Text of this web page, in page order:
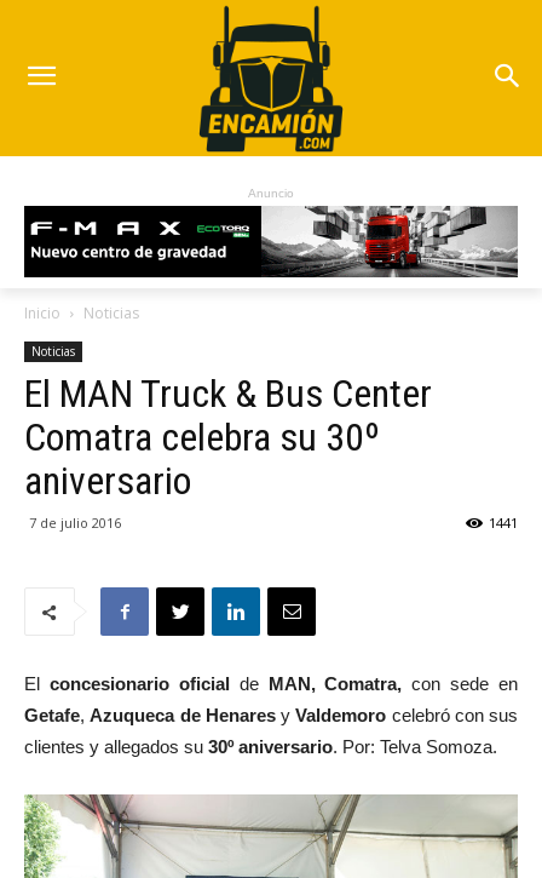
Anuncio
Inicio Noticias
Noticias
El MAN Truck & Bus Center
Comatra celebra su 30º
aniversario
7 de julio 2016 1441
El concesionario oficialde MAN, Comatra,con sede en
Getafe,Azuqueca de HenaresyValdemoro celebró con sus
clientes y allegados su 30º aniversario. Por: Telva Somoza.